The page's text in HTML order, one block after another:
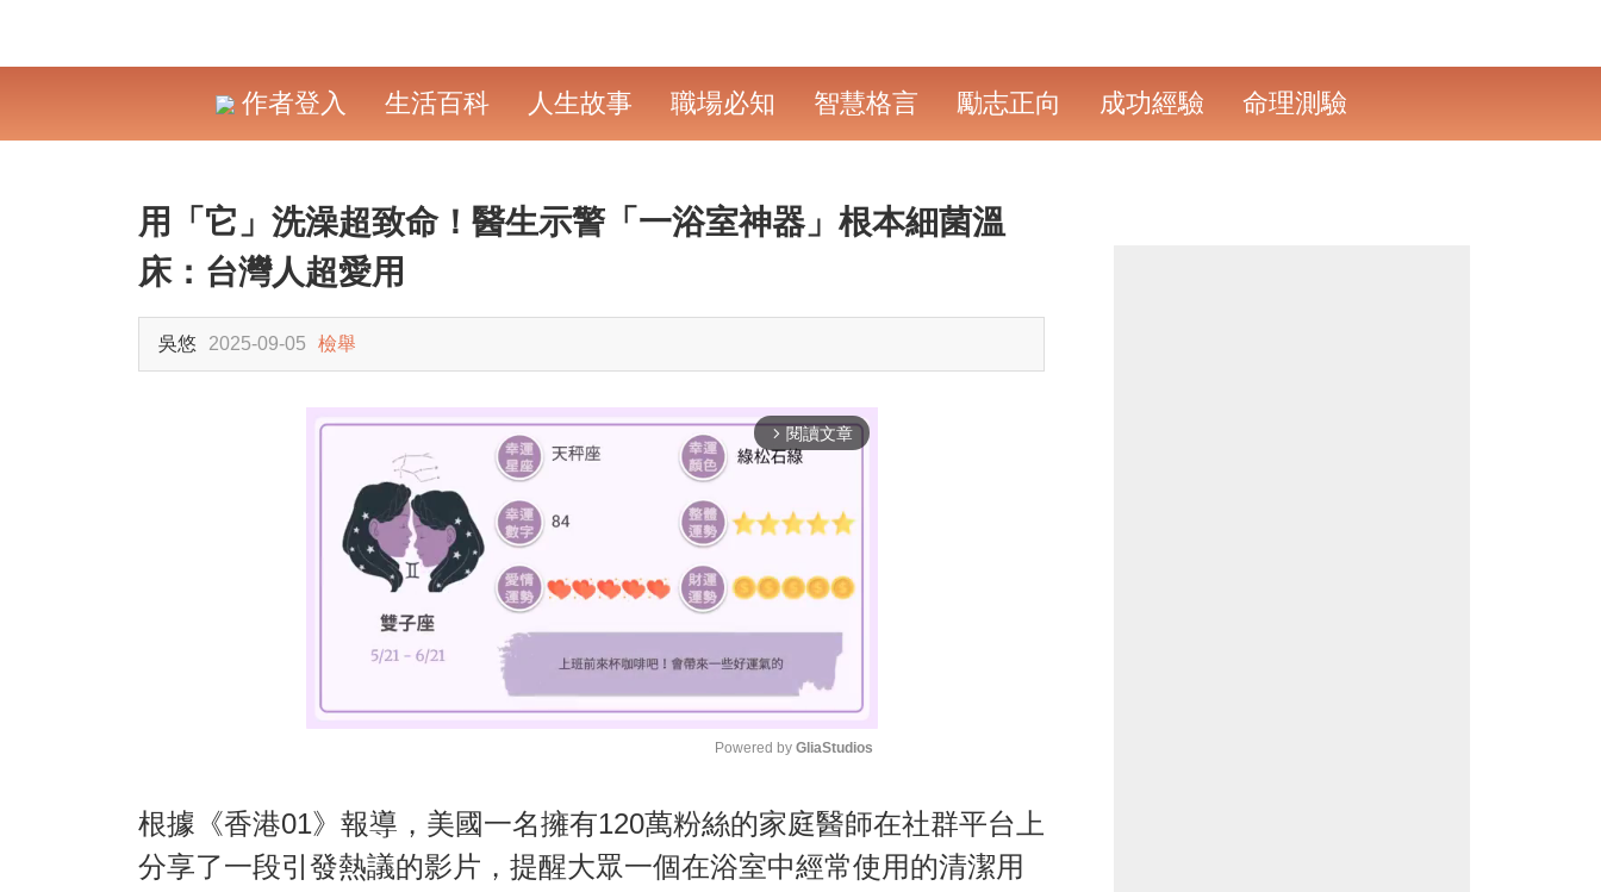
作者登入 生活百科 人生故事 職場必知 智慧格言 勵志正向 成功經驗 命理測驗
用「它」洗澡超致命！醫生示警「一浴室神器」根本細菌溫
床：台灣人超愛用
吳悠 2025-09-05 檢舉
arrow_forward_ios 閱讀文章
M
u
t
Powered by GliaStudios
根據《香港01》報導，美國一名擁有120萬粉絲的家庭醫師在社群平台上
分享了一段引發熱議的影片，提醒大眾一個在浴室中經常使用的清潔用